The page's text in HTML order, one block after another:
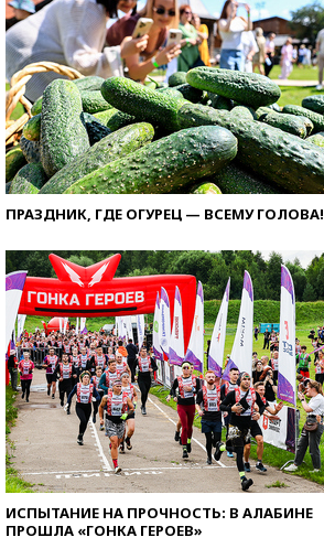
ПРАЗДНИК, ГДЕ ОГУРЕЦ — ВСЕМУ ГОЛОВА!
ИСПЫТАНИЕ НА ПРОЧНОСТЬ: В АЛАБИНЕ
ПРОШЛА «ГОНКА ГЕРОЕВ»